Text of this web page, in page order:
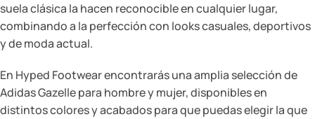
suela clásica la hacen reconocible en cualquier lugar,
combinando a la perfección con looks casuales, deportivos
y de moda actual.
En Hyped Footwear encontrarás una amplia selección de
Adidas Gazelle para hombre y mujer, disponibles en
distintos colores y acabados para que puedas elegir la que